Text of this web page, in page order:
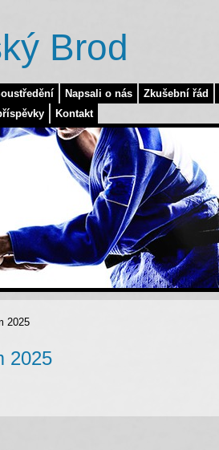
Napsali o nás Zkušební řád
Kontakt
Brod
2025
2025